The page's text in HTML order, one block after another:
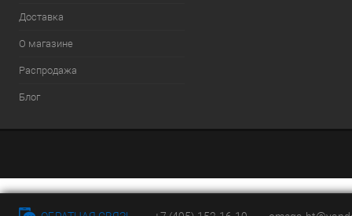
Доставка
О магазине
Распродажа
Блог